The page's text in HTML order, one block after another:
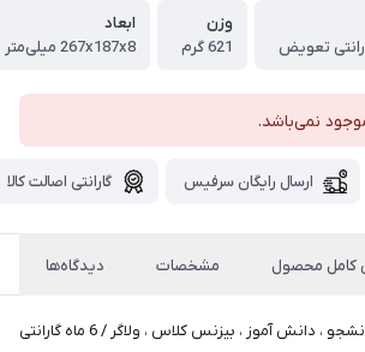
وزن
621 گرم
ابعاد
267x187x8 میلی‌متر
نمی‌باشد.
ارسال رایگان سرفیس گارانتی اصالت کالا
کامل محصول مشخصات دیدگاه‌ها
مناسب برای تریدینگ ، دانشجو ، دانش آموز ، بیزنس کلاس ، ولاگر / 6 ماه گارانتی